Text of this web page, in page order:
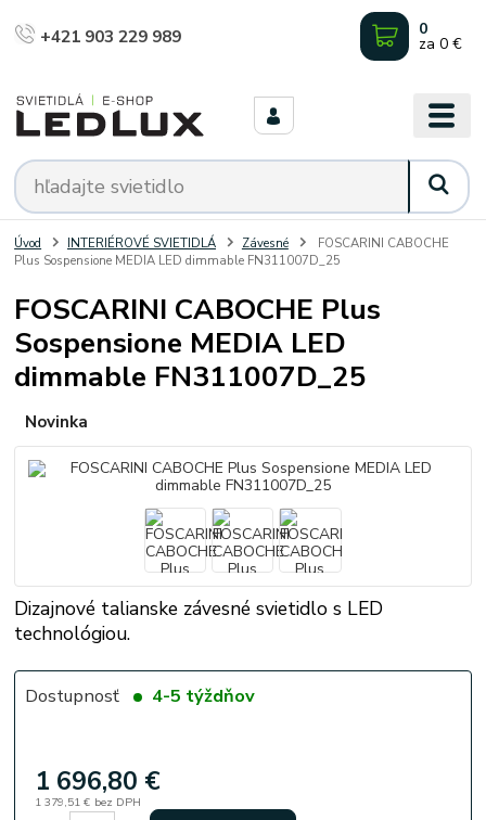
+421 903 229 989 0
za 0 €
Úvod INTERIÉROVÉ SVIETIDLÁ Závesné
FOSCARINI CABOCHE
Plus Sospensione MEDIA LED dimmable FN311007D_25
FOSCARINI CABOCHE Plus
Sospensione MEDIA LED
dimmable FN311007D_25
Novinka
Dizajnové talianske závesné svietidlo s LED
technológiou.
Dostupnosť 4-5 týždňov
1 696,80 €
1 379,51 € bez DPH